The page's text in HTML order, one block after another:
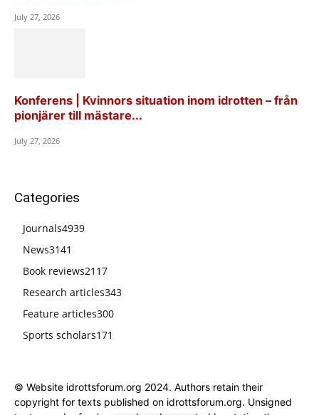
July 27, 2026
Konferens | Kvinnors situation inom idrotten – från
pionjärer till mästare...
July 27, 2026
Categories
Journals4939
News3141
Book reviews2117
Research articles343
Feature articles300
Sports scholars171
© Website idrottsforum.org 2024. Authors retain their
copyright for texts published on idrottsforum.org. Unsigned